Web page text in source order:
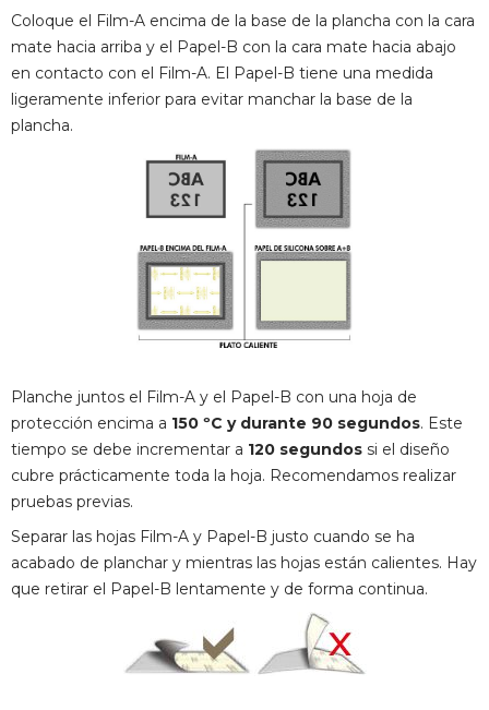
Coloque el Film-A encima de la base de la plancha con la cara
mate hacia arriba y el Papel-B con la cara mate hacia abajo
en contacto con el Film-A. El Papel-B tiene una medida
ligeramente inferior para evitar manchar la base de la
plancha.
Planche juntos el Film-A y el Papel-B con una hoja de
protección encima a 150 ºC y durante 90 segundos. Este
tiempo se debe incrementar a 120 segundos si el diseño
cubre prácticamente toda la hoja. Recomendamos realizar
pruebas previas.
Separar las hojas Film-A y Papel-B justo cuando se ha
acabado de planchar y mientras las hojas están calientes. Hay
que retirar el Papel-B lentamente y de forma continua.